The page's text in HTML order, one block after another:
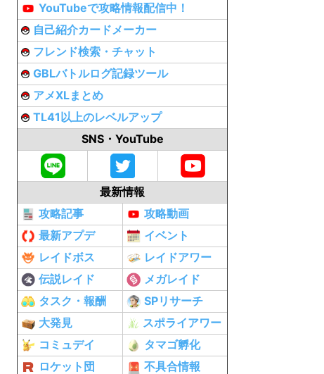
YouTubeで攻略情報配信中！
自己紹介カードメーカー
フレンド検索・チャット
GBLバトルログ記録ツール
アメXLまとめ
TL41以上のレベルアップ
SNS・YouTube
最新情報
攻略記事
攻略動画
最新アプデ
イベント
レイドボス
レイドアワー
伝説レイド
メガレイド
タスク・報酬
SPリサーチ
大発見
スポライアワー
コミュデイ
タマゴ孵化
ロケット団
不具合情報